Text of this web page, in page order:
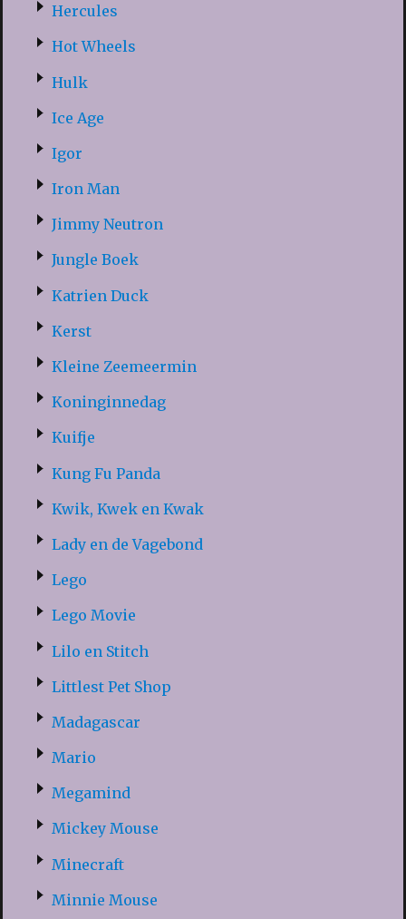
Hercules
Hot Wheels
Hulk
Ice Age
Igor
Iron Man
Jimmy Neutron
Jungle Boek
Katrien Duck
Kerst
Kleine Zeemeermin
Koninginnedag
Kuifje
Kung Fu Panda
Kwik, Kwek en Kwak
Lady en de Vagebond
Lego
Lego Movie
Lilo en Stitch
Littlest Pet Shop
Madagascar
Mario
Megamind
Mickey Mouse
Minecraft
Minnie Mouse